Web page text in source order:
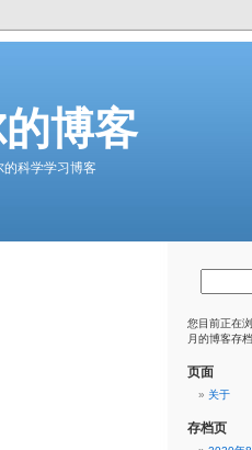
博客
的科学学习博客
您目前正在
月的博客存档
页面
关于
存档页